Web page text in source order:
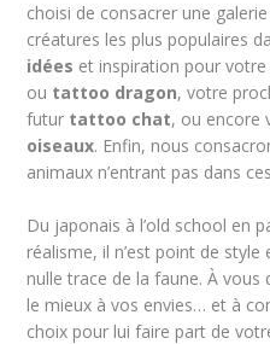
choisi de consacrer une
créatures les plus populaires
idées et inspiration pour votre
ou tattoo dragon, votre
futur tattoo chat, ou encore
oiseaux. Enfin, nous
animaux n’entrant pas dans
Du japonais à l’old school en
réalisme, il n’est point de
nulle trace de la faune. À
le mieux à vos envies… et à
choix pour lui faire part de